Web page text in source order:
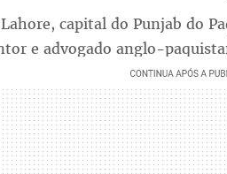
capital do Punjab do
e advogado anglo-